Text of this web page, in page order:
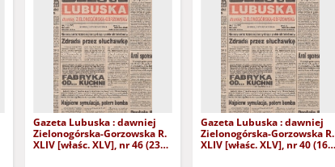
Gazeta Lubuska : dawniej
Zielonogórska-Gorzowska R.
XLIV [właśc. XLV], nr 46 (23
Gazeta Lubuska : dawniej
Zielonogórska-Gorzowska R.
XLIV [właśc. XLV], nr 40 (16